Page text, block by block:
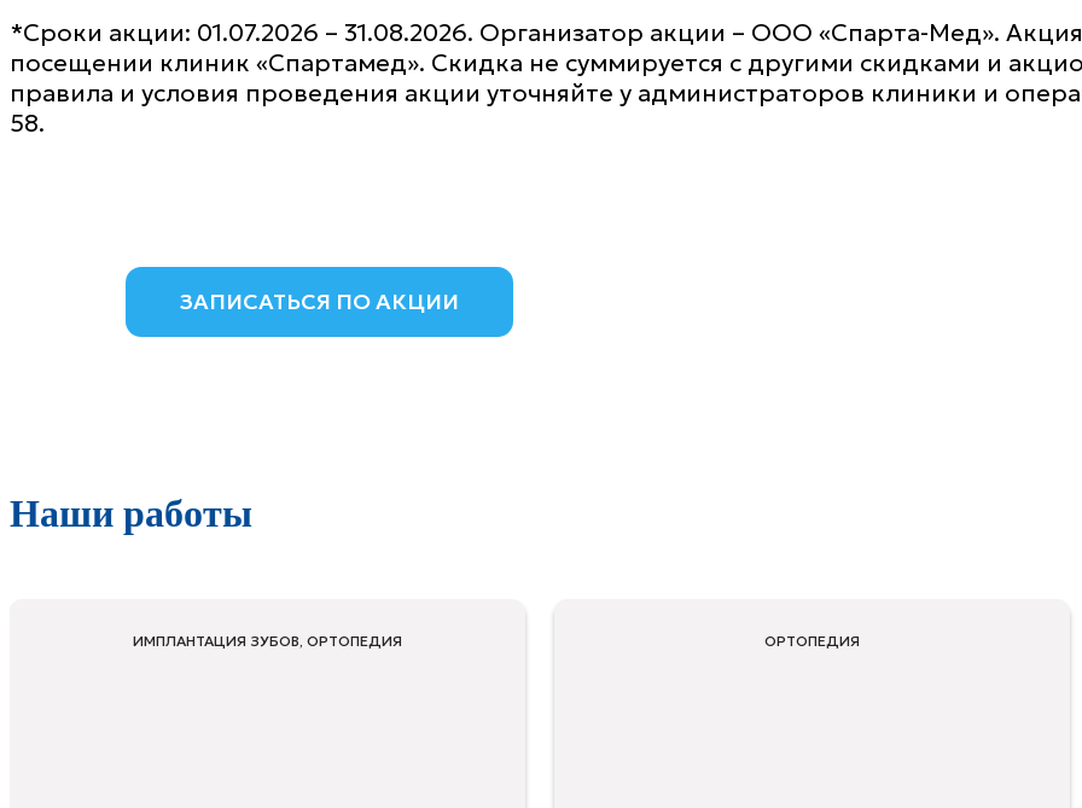
*Сроки акции: 01.07.2026 – 31.08.2026. Организатор акции – ООО «Спарта-Мед».
посещении клиник «Спартамед». Скидка не суммируется с другими скидками и
правила и условия проведения акции уточняйте у администраторов клиники и
58.
ЗАПИСАТЬСЯ ПО АКЦИИ
Наши работы
ИМПЛАНТАЦИЯ ЗУБОВ, ОРТОПЕДИЯ ОРТОПЕДИЯ